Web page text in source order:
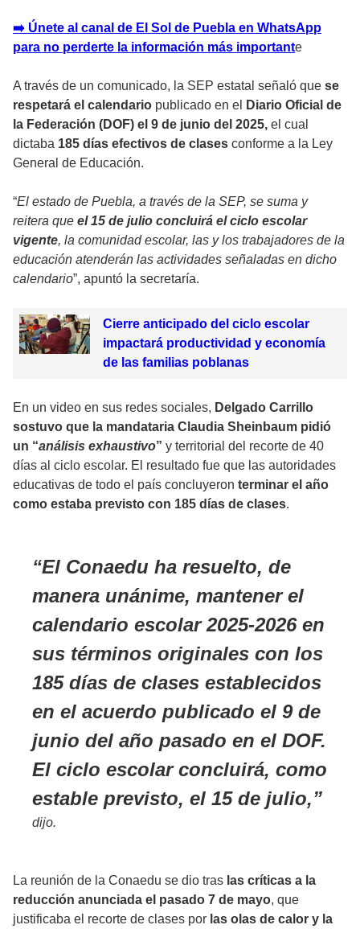
➡️ Únete al canal de El Sol de Puebla en WhatsApp
para no perderte la información más importante
A través de un comunicado, la SEP estatal señaló que se
respetará el calendario publicado en el
Diario Oficial de
la Federación (DOF) el 9 de junio del 2025, el cual
dictaba 185 días efectivos de clases conforme a la Ley
General de Educación.
“El estado de Puebla, a través de la SEP, se suma y
reitera que el 15 de julio concluirá el ciclo escolar
vigente, la comunidad escolar, las y los trabajadores de la
educación atenderán las actividades señaladas en dicho
calendario”, apuntó la secretaría.
Cierre anticipado del ciclo escolar
impactará productividad y economía
de las familias poblanas
En un video en sus redes sociales, Delgado Carrillo
sostuvo que la mandataria Claudia Sheinbaum pidió
un “análisis exhaustivo” y territorial del recorte de 40
días al ciclo escolar. El resultado fue que las autoridades
educativas de todo el país concluyeron terminar el año
como estaba previsto con 185 días de clases.
El Conaedu ha resuelto, de
manera unánime, mantener el
calendario escolar 2025-2026 en
sus términos originales con los
185 días de clases establecidos
en el acuerdo publicado el 9 de
junio del año pasado en el DOF.
El ciclo escolar concluirá, como
estable previsto, el 15 de julio,
dijo.
La reunión de la Conaedu se dio tras las críticas a la
reducción anunciada el pasado 7 de mayo, que
justificaba el recorte de clases por las olas de calor y la